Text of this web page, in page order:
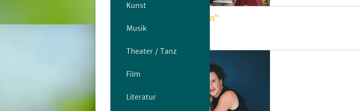
Kunst
Musik
Theater / Tanz
Film
Literatur
Ensemble „Herzgespann“
Do, 06.08. | 20:00